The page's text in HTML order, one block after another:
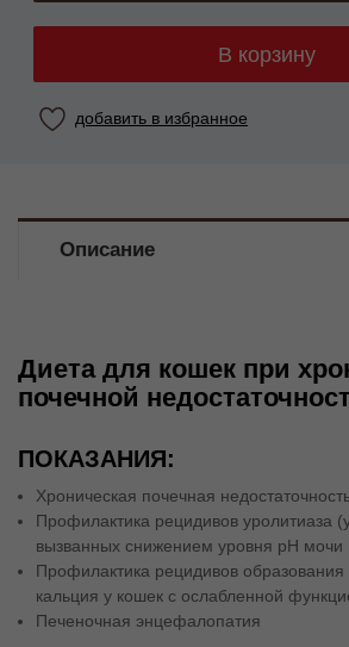
В корзину
добавить в избранное
Описание
Диета для кошек при
почечной
ПОКАЗАНИЯ:
Хроническая почечная
Профилактика рецидивов уролитиаза
вызванных снижением уровня pH мочи
Профилактика рецидивов образования
кальция у кошек с ослабленной
Печеночная энцефалопатия